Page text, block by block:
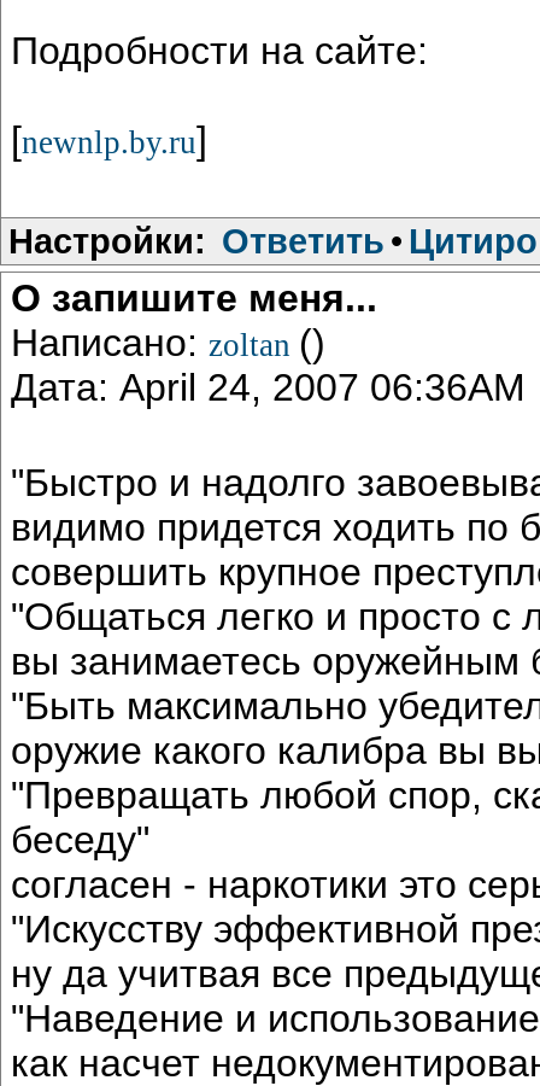
Подробности на сайте:
[newnlp.by.ru]
Настройки: Ответить •
О запишите меня...
Написано: zoltan ()
Дата: April 24, 2007 06:36AM
"Быстро и надолго
видимо придется ходить
совершить крупное
"Общаться легко и просто
вы занимаетесь оружейным
"Быть максимально
оружие какого калибра вы
"Превращать любой спор,
беседу"
согласен - наркотики это
"Искусству эффективной
ну да учитвая все
"Наведение и
как насчет